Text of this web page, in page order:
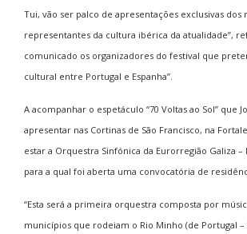
Tui, vão ser palco de apresentações exclusivas dos
representantes da cultura ibérica da atualidade”,
comunicado os organizadores do festival que
cultural entre Portugal e Espanha”.
A acompanhar o espetáculo “70 Voltas ao Sol” que
apresentar nas Cortinas de São Francisco, na
estar a Orquestra Sinfónica da Eurorregião Galiza
para a qual foi aberta uma convocatória de
“Esta será a primeira orquestra composta por
municípios que rodeiam o Rio Minho (de Portugal –